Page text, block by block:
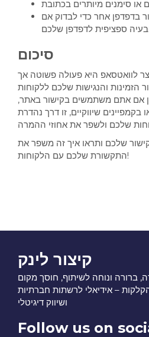
בדפדפן אחר כדי לבדוק אם
סיכום
לוואטסאפ היא פעולה פשוטה אך
הזמינות והנגישות שלכם ללקוחות
אם אתם משתמשים בקישור באתר,
בקמפיינים שיווקיים, זו דרך נהדרת
שלכם ותראו איך זה משפר את
התקשורת שלכם עם הלקוחות!
קיצור לינק
ברורה ונוחה לשיתוף, חוסך מקום
– אידיאלי לרשתות חברתיות
ושיווק דיגיטלי
Follow us on